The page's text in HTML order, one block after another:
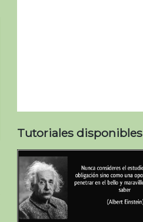
Tutoriales disponibles